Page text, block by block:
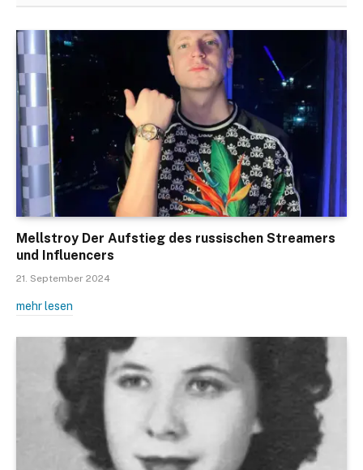
Mellstroy Der Aufstieg des russischen Streamers
und Influencers
21. September 2024
mehr lesen